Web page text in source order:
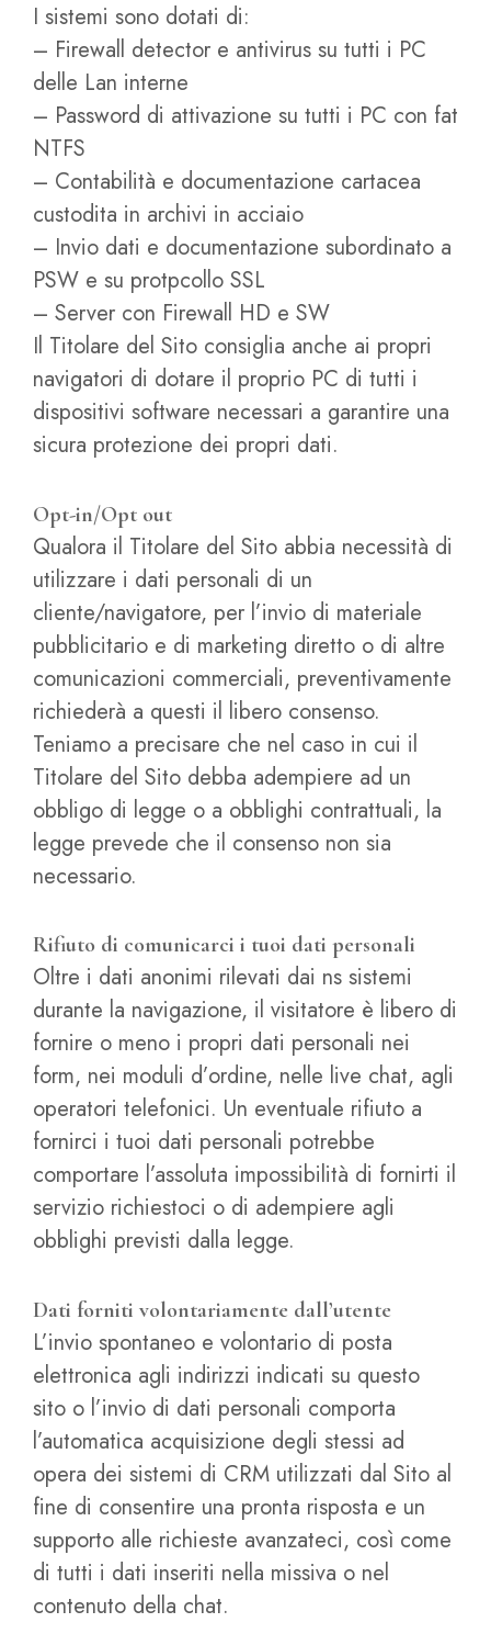
I sistemi sono dotati di:
– Firewall detector e antivirus su tutti i PC
delle Lan interne
– Password di attivazione su tutti i PC con fat
NTFS
– Contabilità e documentazione cartacea
custodita in archivi in acciaio
– Invio dati e documentazione subordinato a
PSW e su protpcollo SSL
– Server con Firewall HD e SW
Il Titolare del Sito consiglia anche ai propri
navigatori di dotare il proprio PC di tutti i
dispositivi software necessari a garantire una
sicura protezione dei propri dati.
Opt-in/Opt out
Qualora il Titolare del Sito abbia necessità di
utilizzare i dati personali di un
cliente/navigatore, per l’invio di materiale
pubblicitario e di marketing diretto o di altre
comunicazioni commerciali, preventivamente
richiederà a questi il libero consenso.
Teniamo a precisare che nel caso in cui il
Titolare del Sito debba adempiere ad un
obbligo di legge o a obblighi contrattuali, la
legge prevede che il consenso non sia
necessario.
Rifiuto di comunicarci i tuoi dati personali
Oltre i dati anonimi rilevati dai ns sistemi
durante la navigazione, il visitatore è libero di
fornire o meno i propri dati personali nei
form, nei moduli d’ordine, nelle live chat, agli
operatori telefonici. Un eventuale rifiuto a
fornirci i tuoi dati personali potrebbe
comportare l’assoluta impossibilità di fornirti il
servizio richiestoci o di adempiere agli
obblighi previsti dalla legge.
Dati forniti volontariamente dall’utente
L’invio spontaneo e volontario di posta
elettronica agli indirizzi indicati su questo
sito o l’invio di dati personali comporta
l’automatica acquisizione degli stessi ad
opera dei sistemi di CRM utilizzati dal Sito al
fine di consentire una pronta risposta e un
supporto alle richieste avanzateci, così come
di tutti i dati inseriti nella missiva o nel
contenuto della chat.